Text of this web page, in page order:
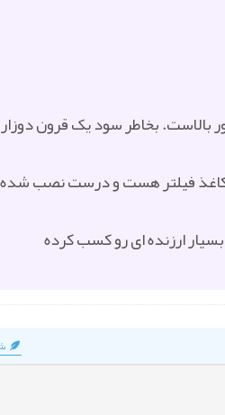
بخاطر سود یک قرون دوزار
کاغذ فیلتر هست و درست نصب شده
ارزنده ای رو کسب کرده